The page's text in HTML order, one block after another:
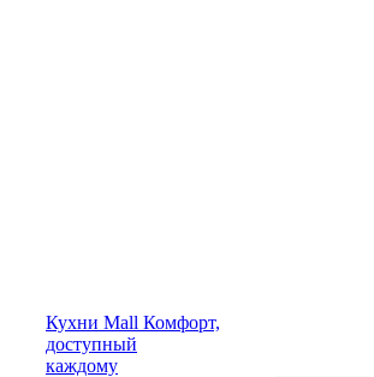
Кухни Mall Комфорт,
доступный
каждому